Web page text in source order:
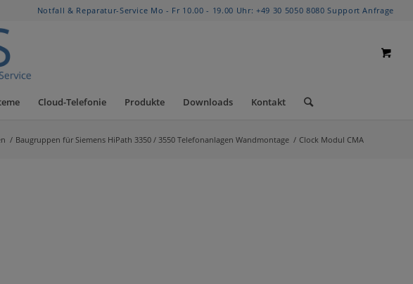
Notfall & Reparatur-Service Mo - Fr 10.00 - 19.00 Uhr: +49 30 5050 8080 Support Anfrage
Cloud-Telefonie Produkte Downloads Kontakt
/ Baugruppen für Siemens HiPath 3350 / 3550 Telefonanlagen Wandmontage / Clock Modul CMA